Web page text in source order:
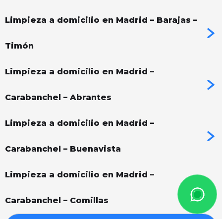
Limpieza a domicilio en Madrid – Barajas –
Timón
Limpieza a domicilio en Madrid –
Carabanchel – Abrantes
Limpieza a domicilio en Madrid –
Carabanchel – Buenavista
Limpieza a domicilio en Madrid –
Carabanchel – Comillas